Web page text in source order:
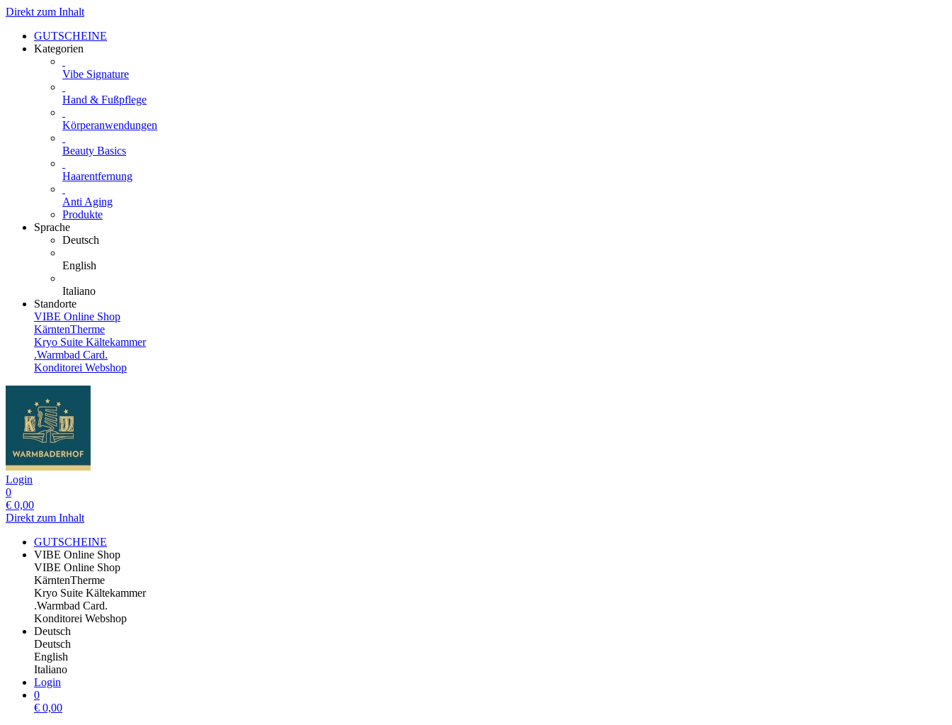
Direkt zum Inhalt
GUTSCHEINE
Kategorien
Vibe Signature
Hand & Fußpflege
Körperanwendungen
Beauty Basics
Haarentfernung
Anti Aging
Produkte
Sprache
Deutsch
English
Italiano
Standorte
VIBE Online Shop
KärntenTherme
Kryo Suite Kältekammer
.Warmbad Card.
Konditorei Webshop
Login
0
€ 0,00
Direkt zum Inhalt
GUTSCHEINE
VIBE Online Shop
VIBE Online Shop
KärntenTherme
Kryo Suite Kältekammer
.Warmbad Card.
Konditorei Webshop
Deutsch
Deutsch
English
Italiano
Login
0
€ 0,00